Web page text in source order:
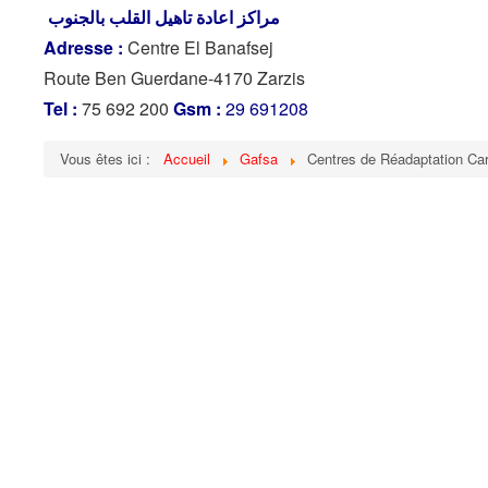
مراكز اعادة تاهيل القلب بالجنوب
Adresse : Centre El Banafsej
Route Ben Guerdane-4170 Zarzis
Tel : 75 692 200 Gsm : 29 691208
Vous êtes ici : Accueil Gafsa